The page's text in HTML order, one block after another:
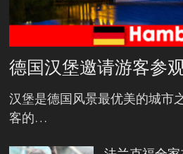
德国汉堡邀请游客参
汉堡是德国风景最优美的城市
客的…